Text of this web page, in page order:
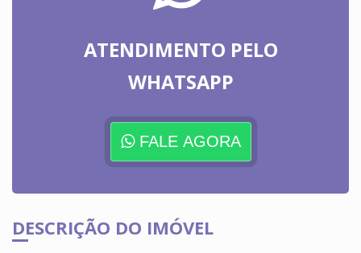
ATENDIMENTO PELO
WHATSAPP
FALE AGORA
DESCRIÇÃO DO IMÓVEL